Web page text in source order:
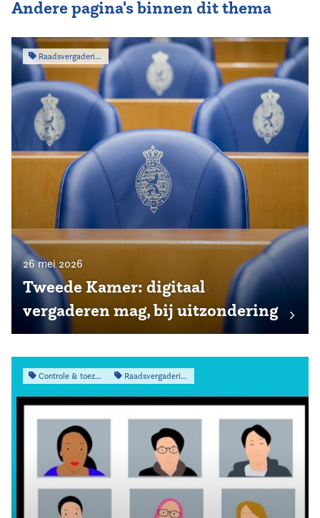
Andere pagina's binnen dit thema
Raadsvergadering
26 mei 2026
Tweede Kamer: digitaal
vergaderen mag, bij uitzondering
Controle & toezicht Raadsvergadering